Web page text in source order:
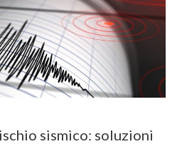
sismico: soluzioni